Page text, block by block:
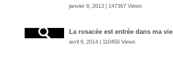
janvier 8, 2013 | 147367 Views
La rosacée est entrée dans ma vie
avril 9, 2014 | 110456 Views